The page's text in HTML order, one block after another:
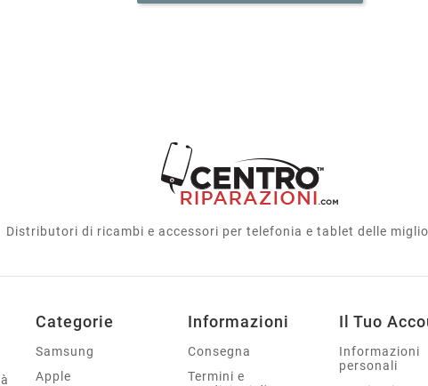
Distributori di ricambi e accessori per telefonia e tablet delle
Categorie
Samsung
Apple
Informazioni
Consegna
Termini e
Il Tuo
Informazioni
personali